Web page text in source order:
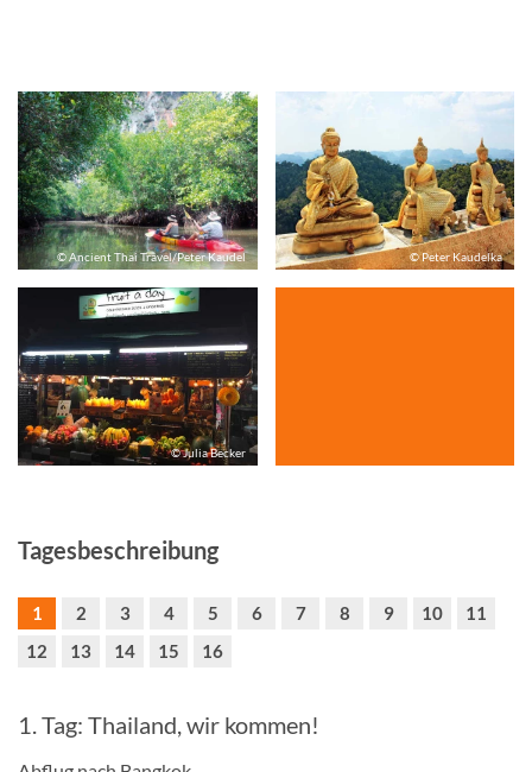
© Ancient Thai Travel/Peter Kaudel © Peter Kaudelka
© Julia Becker
Tagesbeschreibung
1 2 3 4 5 6 7 8 9 10
11
12
13 14 15 16
1. Tag: Thailand, wir kommen!